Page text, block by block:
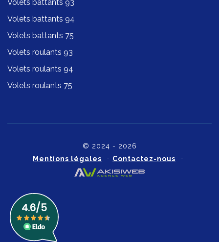
Volets battants 93
Volets battants 94
Volets battants 75
Volets roulants 93
Volets roulants 94
Volets roulants 75
© 2024 - 2026
Mentions légales - Contactez-nous -